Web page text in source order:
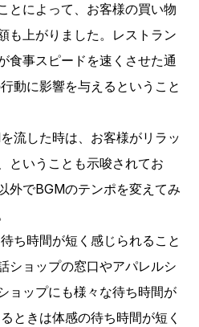
とによって、お客様の買い物
も上がりました。レストラン
食事スピードを速くさせた通
動に影響を与えるということ
流した時は、お客様がリラッ
ということも示唆されてお
外でBGMのテンポを変えてみ
ち時間が短く感じられること
ショップの窓口やアパレルシ
ョップにも様々な待ち時間が
ときは体感の待ち時間が短く